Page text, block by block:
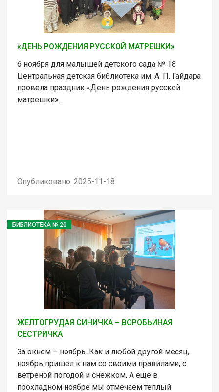
«ДЕНЬ РОЖДЕНИЯ РУССКОЙ МАТРЕШКИ»
6 ноября для малышей детского сада № 18
Центральная детская библиотека им. А. П. Гайдара
провела праздник «День рождения русской
матрешки».
Опубликовано: 2025-11-18
БИБЛИОТЕКА № 20
ЖЕЛТОГРУДАЯ СИНИЧКА – ВОРОБЬИНАЯ
СЕСТРИЧКА
За окном – ноябрь. Как и любой другой месяц,
ноябрь пришел к нам со своими правилами, с
ветреной погодой и снежком. А еще в
прохладном ноябре мы отмечаем теплый